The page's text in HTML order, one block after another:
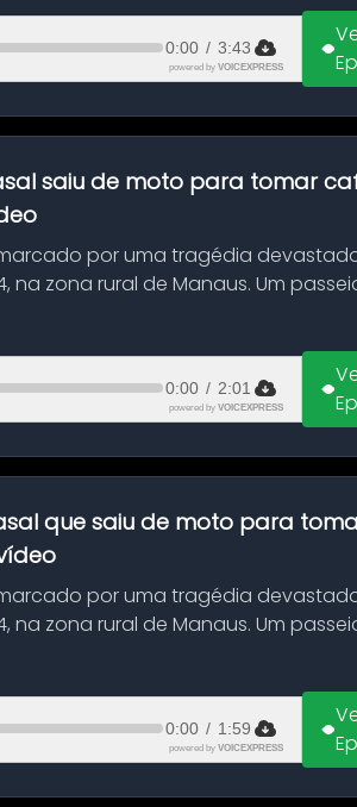
0:00 / 3:43
powered by VOICEXPRESS
saiu de moto para tomar
por uma tragédia
na zona rural de Manaus. Um
0:00 / 2:01
powered by VOICEXPRESS
que saiu de moto para
por uma tragédia
na zona rural de Manaus. Um
0:00 / 1:59
powered by VOICEXPRESS